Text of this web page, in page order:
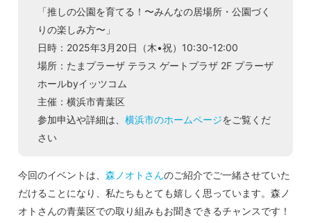
「推しの公園を育てる！〜みんなの居場所・公園づく
りの楽しみ方〜」
日時：2025年3月20日（木•祝）10:30-12:00
場所：たまプラーザ テラス ゲートプラザ 2F プラーザ
ホールbyイッツコム
主催：横浜市青葉区
参加申込や詳細は、 横浜市のホームページをご覧くだ
さい
今回のイベントは、 森ノオトさんのご紹介でご一緒させていた
だけることになり、私たちもとても嬉しく思っています。森ノ
オトさんの青葉区での取り組みもお聞きできるチャンスです！